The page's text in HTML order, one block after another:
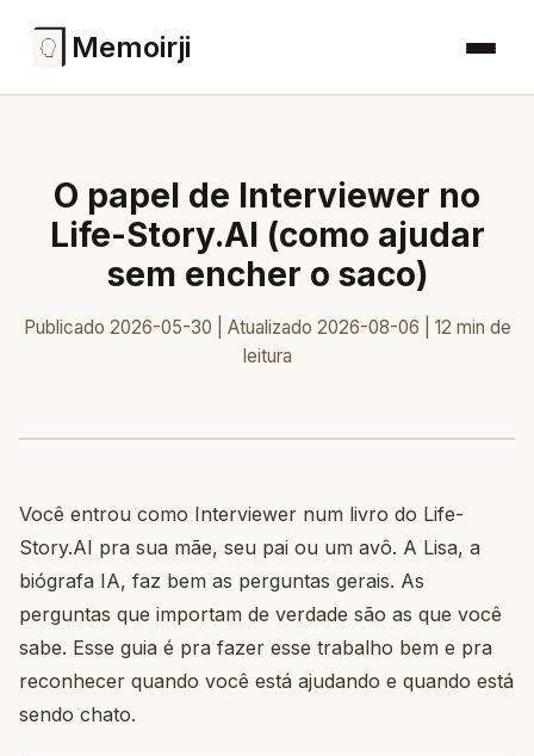
Memoirji
O papel de Interviewer no
Life-Story.AI (como ajudar
sem encher o saco)
Publicado 2026-05-30 | Atualizado 2026-08-06 | 12 min de
leitura
Você entrou como Interviewer num livro do Life-
Story.AI pra sua mãe, seu pai ou um avô. A Lisa, a
biógrafa IA, faz bem as perguntas gerais. As
perguntas que importam de verdade são as que você
sabe. Esse guia é pra fazer esse trabalho bem e pra
reconhecer quando você está ajudando e quando está
sendo chato.